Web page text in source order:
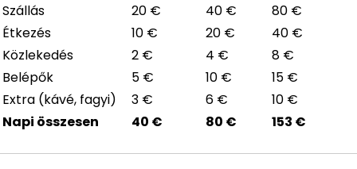
Szállás
20 € 40 €
80 €
Étkezés
10 € 20 €
40 €
Közlekedés
2 € 4 €
8 €
Belépők
5 € 10 €
15 €
Extra (kávé, fagyi)
3 € 6 €
10 €
Napi összesen
40 € 80 € 153 €